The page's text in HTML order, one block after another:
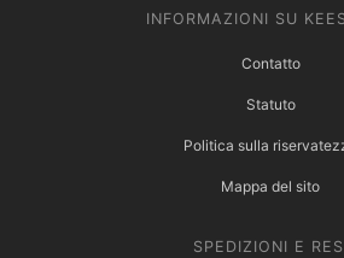
INFORMAZIONI SU
Contatto
Statuto
Politica sulla
Mappa del sito
SPEDIZIONI E